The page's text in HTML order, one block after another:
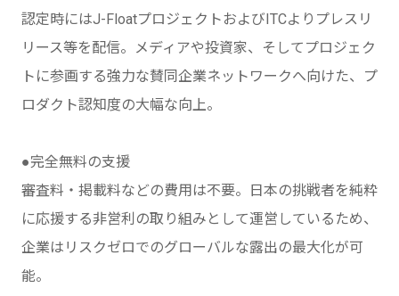
認定時にはJ-FloatプロジェクトおよびITCよりプレスリ
リース等を配信。メディアや投資家、そしてプロジェク
トに参画する強力な賛同企業ネットワークへ向けた、プ
ロダクト認知度の大幅な向上。
●完全無料の支援
審査料・掲載料などの費用は不要。日本の挑戦者を純粋
に応援する非営利の取り組みとして運営しているため、
企業はリスクゼロでのグローバルな露出の最大化が可
能。